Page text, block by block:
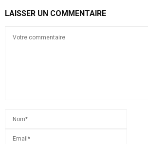
LAISSER UN COMMENTAIRE